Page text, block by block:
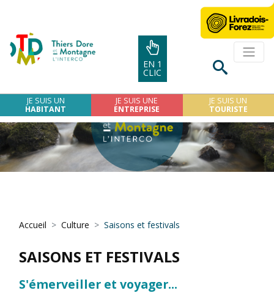
EN 1
CLIC
JE SUIS UN
HABITANT
JE SUIS UNE
ENTREPRISE
JE SUIS UN
TOURISTE
Accueil Culture Saisons et festivals
SAISONS ET FESTIVALS
S'émerveiller et voyager...